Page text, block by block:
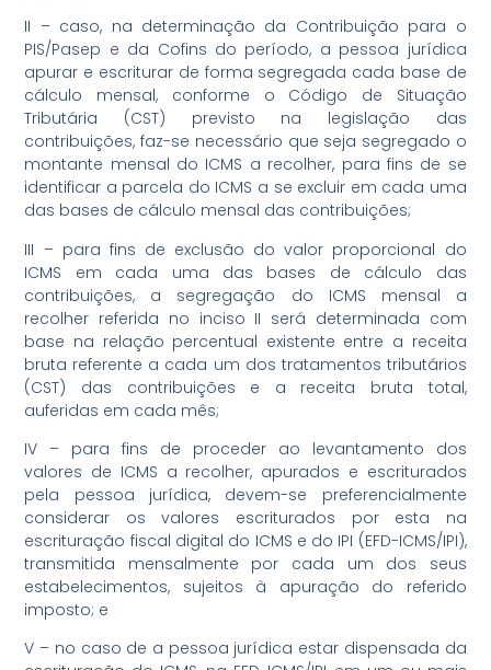
II – caso, na determinação da Contribuição para o
PIS/Pasep e da Cofins do período, a pessoa jurídica
apurar e escriturar de forma segregada cada base de
cálculo mensal, conforme o Código de Situação
Tributária (CST) previsto na legislação das
contribuições, faz-se necessário que seja segregado o
montante mensal do ICMS a recolher, para fins de se
identificar a parcela do ICMS a se excluir em cada uma
das bases de cálculo mensal das contribuições;
III – para fins de exclusão do valor proporcional do
ICMS em cada uma das bases de cálculo das
contribuições, a segregação do ICMS mensal a
recolher referida no inciso II será determinada com
base na relação percentual existente entre a receita
bruta referente a cada um dos tratamentos tributários
(CST) das contribuições e a receita bruta total,
auferidas em cada mês;
IV – para fins de proceder ao levantamento dos
valores de ICMS a recolher, apurados e escriturados
pela pessoa jurídica, devem-se preferencialmente
considerar os valores escriturados por esta na
escrituração fiscal digital do ICMS e do IPI (EFD-ICMS/IPI),
transmitida mensalmente por cada um dos seus
estabelecimentos, sujeitos à apuração do referido
imposto; e
V – no caso de a pessoa jurídica estar dispensada da